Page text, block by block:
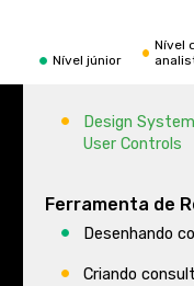
Nível júnior
Nível
Design
User Controls
Ferramenta de
Desenhando
Criando